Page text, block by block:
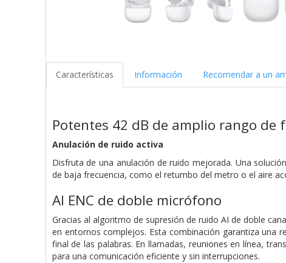
Características Información Recomendar a un
Potentes 42 dB de amplio rango de
Anulación de ruido activa
Disfruta de una anulación de ruido mejorada. Una
de baja frecuencia, como el retumbo del metro o el aire
AI ENC de doble micrófono
Gracias al algoritmo de supresión de ruido AI de doble
en entornos complejos. Esta combinación garantiza una
final de las palabras. En llamadas, reuniones en línea,
para una comunicación eficiente y sin interrupciones.